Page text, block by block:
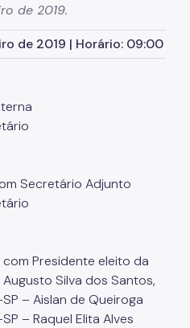
de 2019.
de 2019 | Horário: 09:00
Secretário Adjunto
com Presidente eleito da
Silva dos Santos,
– Aislan de Queiroga
– Raquel Elita Alves